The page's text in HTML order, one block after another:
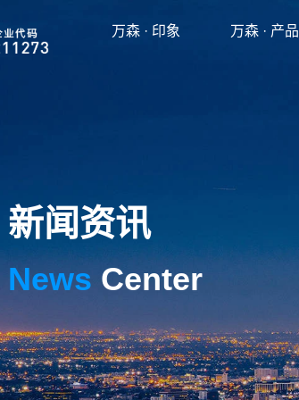
万森 · 印象 万森 · 产品
新闻资讯
News Center